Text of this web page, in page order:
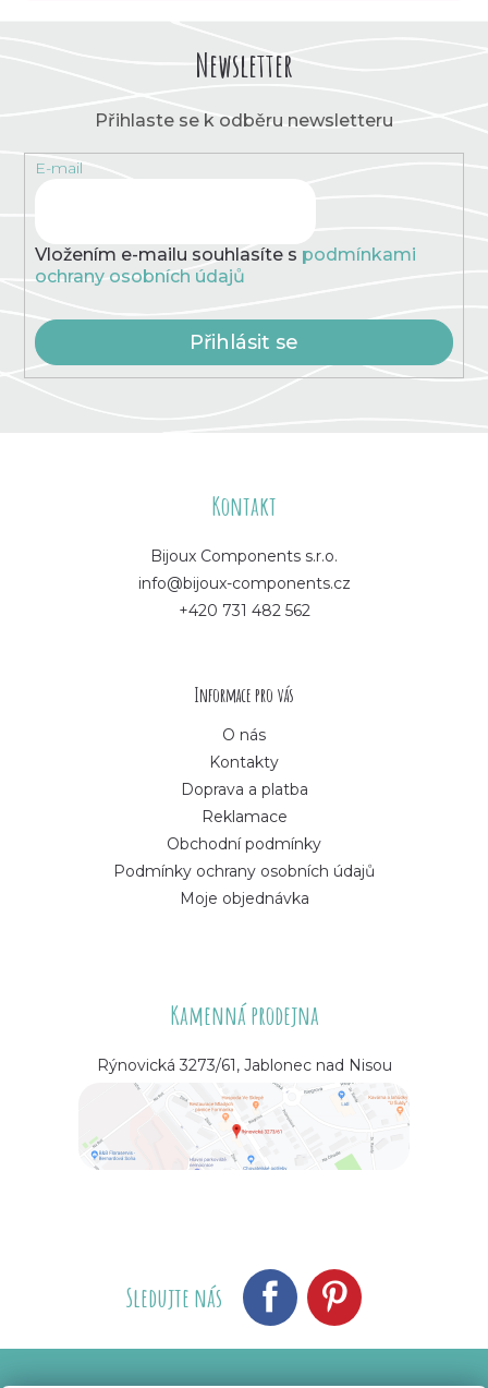
Newsletter
Přihlaste se k odběru newsletteru
E-mail
Vložením e-mailu souhlasíte s podmínkami
ochrany osobních údajů
Přihlásit se
Kontakt
Bijoux Components s.r.o.
info@bijoux-components.cz
+420 731 482 562
Informace pro vás
O nás
Kontakty
Doprava a platba
Reklamace
Obchodní podmínky
Podmínky ochrany osobních údajů
Moje objednávka
Kamenná prodejna
Rýnovická 3273/61, Jablonec nad Nisou
Sledujte nás